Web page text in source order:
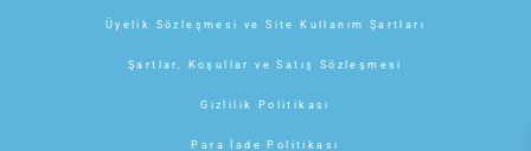
Üyelik Sözleşmesi ve Site Kullanım Şartları
Şartlar, Koşullar ve Satış Sözleşmesi
Gizlilik Politikası
Para İade Politikası